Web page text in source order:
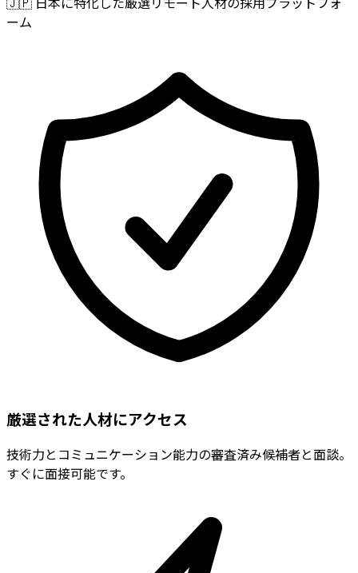
ーム
厳選された人材にアクセス
技術力とコミュニケーション能力の審査済み候補者と面談。
すぐに面接可能です。